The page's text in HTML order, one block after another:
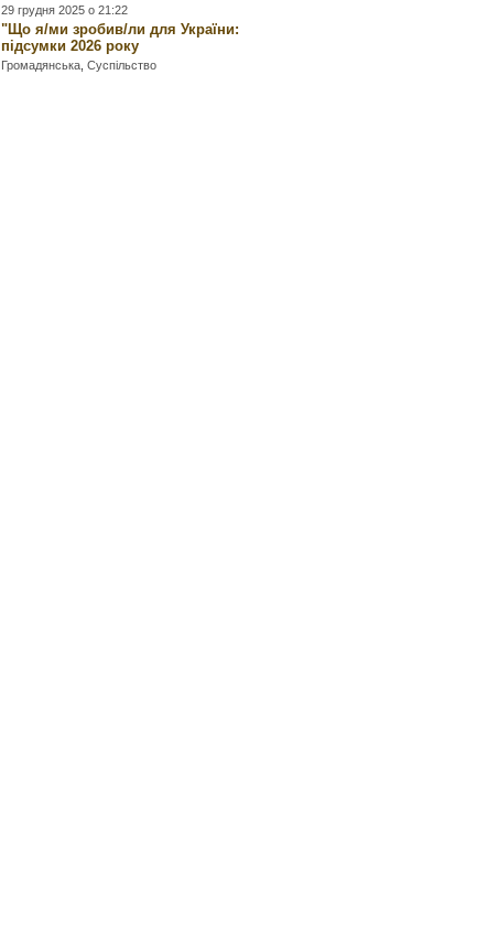
29 грудня 2025 о 21:22
"Що я/ми зробив/ли для України:
підсумки 2026 року
Громадянська ,Суспільство